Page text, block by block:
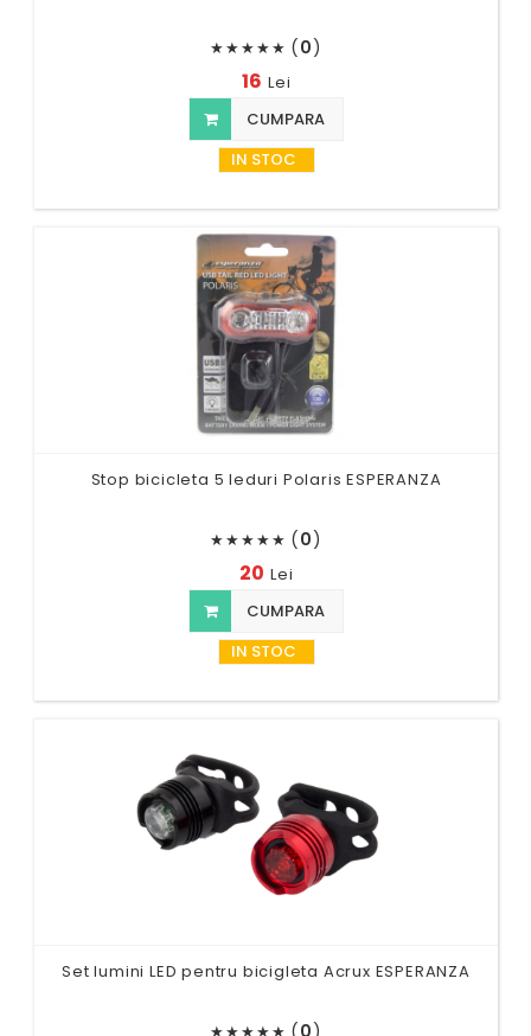
★★★★★ (0)
16 Lei
CUMPARA
IN STOC
Stop bicicleta 5 leduri Polaris ESPERANZA
★★★★★ (0)
20 Lei
CUMPARA
IN STOC
Set lumini LED pentru bicigleta Acrux ESPERANZA
(0)